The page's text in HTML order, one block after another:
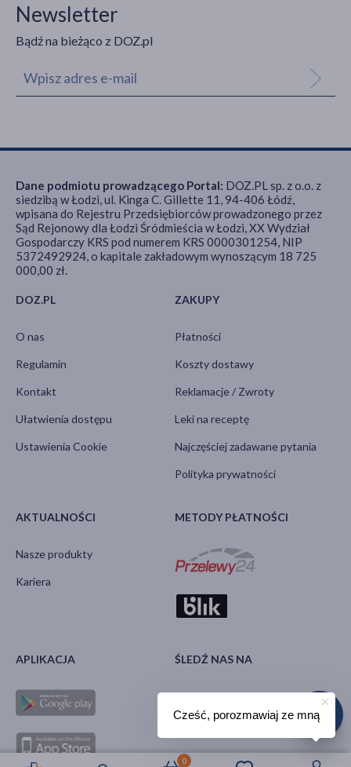
0
Newsletter
Bądź na bieżąco z DOZ.pl
DOZ.PL
O nas
Regulamin
Kontakt
Ułatwienia dostępu
Ustawienia Cookie
ZAKUPY
Płatności
Koszty dostawy
Reklamacje / Zwroty
Leki na receptę
Najczęściej zadawane pytania
Polityka prywatności
AKTUALNOŚCI
Nasze produkty
Kariera
METODY PŁATNOŚCI
APLIKACJA ŚLEDŹ NAS NA
Dane podmiotu prowadzącego Portal: DOZ.PL sp. z o.o. z
siedzibą w Łodzi, ul. Kinga C. Gillette 11, 94-406 Łódź,
wpisana do Rejestru Przedsiębiorców prowadzonego przez
Sąd Rejonowy dla Łodzi Śródmieścia w Łodzi, XX Wydział
Gospodarczy KRS pod numerem KRS 0000301254, NIP
5372492924, o kapitale zakładowym wynoszącym 18 725
000,00 zł.
Cześć, porozmawiaj ze mną